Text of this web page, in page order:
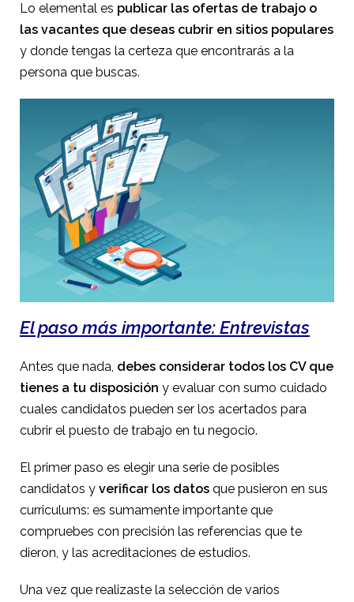
Lo elemental es publicar las ofertas de trabajo o
las vacantes que deseas cubrir en sitios populares
y donde tengas la certeza que encontrarás a la
persona que buscas.
El paso más importante: Entrevistas
Antes que nada, debes considerar todos los CV que
tienes a tu disposición y evaluar con sumo cuidado
cuales candidatos pueden ser los acertados para
cubrir el puesto de trabajo en tu negocio.
El primer paso es elegir una serie de posibles
candidatos y verificar los datos que pusieron en sus
curriculums: es sumamente importante que
compruebes con precisión las referencias que te
dieron, y las acreditaciones de estudios.
Una vez que realizaste la selección de varios